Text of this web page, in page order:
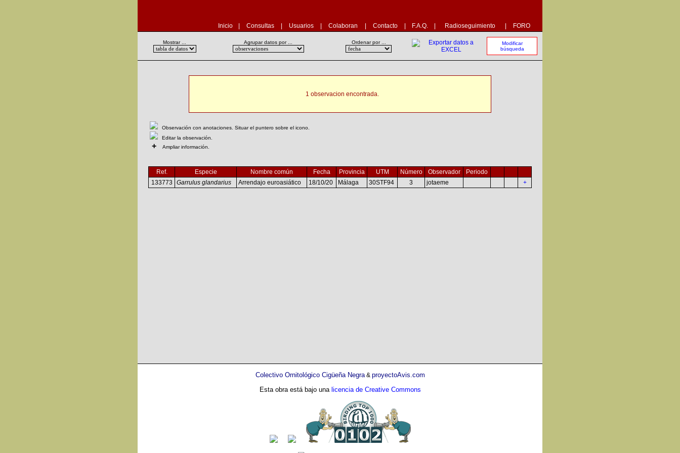
Inicio Consultas Usuarios Colaboran Contacto F.A.Q. Radioseguimiento FORO
Mostrar ... Agrupar datos por ... Ordenar por ...
Modificar
búsqueda
1 observacion encontrada.
Observación con anotaciones. Situar el puntero sobre el icono.
Editar la observación.
+ Ampliar información.
Ref. Especie Nombre común Fecha Provincia UTM Número Observador
Periodo
133773
Garrulus glandarius Arrendajo euroasiático 18/10/20 Málaga 30STF94 3 jotaeme +
Colectivo Ornitológico Cigüeña Negra& proyectoAvis.com
Esta obra está bajo una licencia de Creative Commons